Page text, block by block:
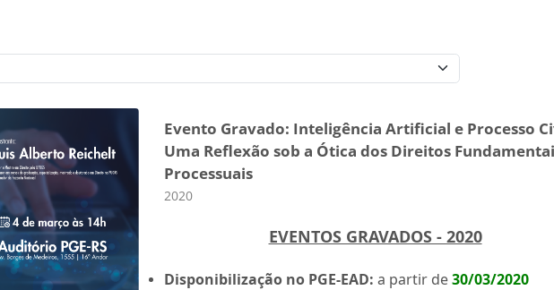
Categorias
Evento Gravado: Inteligência Artificial e Processo
Uma Reflexão sob a Ótica dos Direitos
Processuais
Categoria do curso
2020
EVENTOS GRAVADOS - 2020
Disponibilização no PGE-EAD: a partir de30/03/2020